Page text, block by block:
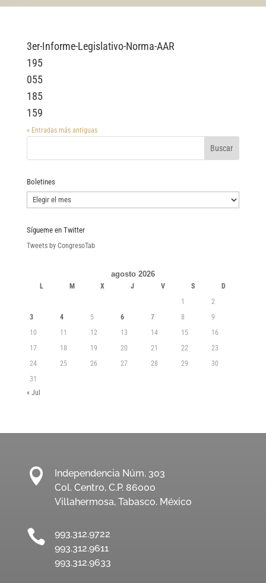
3er-Informe-Legislativo-Norma-AAR
195
055
185
159
« Entradas más antiguas
Boletines
Boletines
Sígueme en Twitter
Tweets by CongresoTab
agosto 2026
L M X J V S
D
1
2
3
4 5 6 7 8
9
10
11 12 13 14 15
16
17
18 19 20 21 22
23
24
25 26 27 28 29
30
31
« Jul

Independencia Núm. 303
Col. Centro, C.P. 86000
Villahermosa, Tabasco. México

993.312.9722
993.312.9611
993.312.9633